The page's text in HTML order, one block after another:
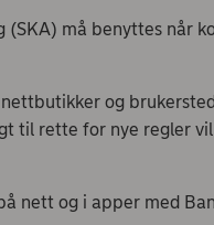
(SKA) må benyttes når
og
til rette for nye regler
nett og i apper med